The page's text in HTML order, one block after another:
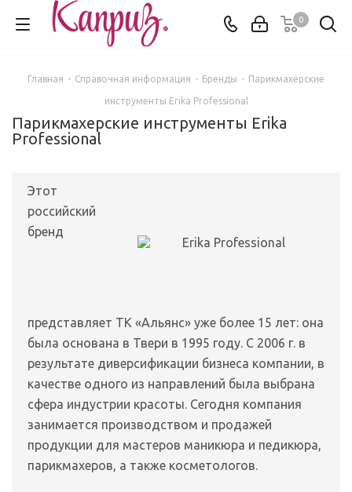
0
Главная - Справочная информация - Бренды - Парикмахерские
инструменты Erika Professional
Парикмахерские инструменты Erika
Professional
Этот
российский
бренд
представляет ТК «Альянс» уже более 15 лет: она
была основана в Твери в 1995 году. С 2006 г. в
результате диверсификации бизнеса компании, в
качестве одного из направлений была выбрана
сфера индустрии красоты. Сегодня компания
занимается производством и продажей
продукции для мастеров маникюра и педикюра,
парикмахеров, а также косметологов.